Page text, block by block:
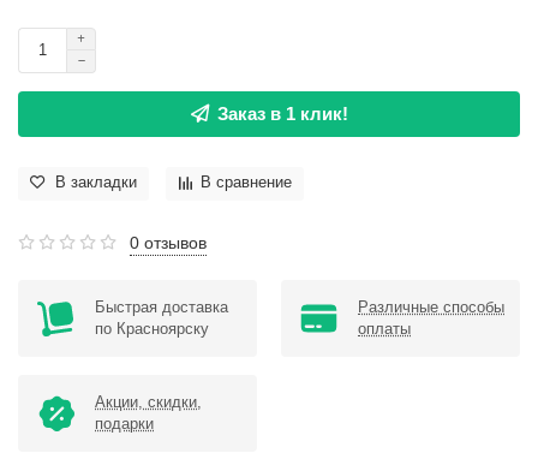
Заказ в 1 клик!
В закладки В сравнение
0 отзывов
Быстрая доставка
по Красноярску
Различные способы
оплаты
Акции, скидки,
подарки